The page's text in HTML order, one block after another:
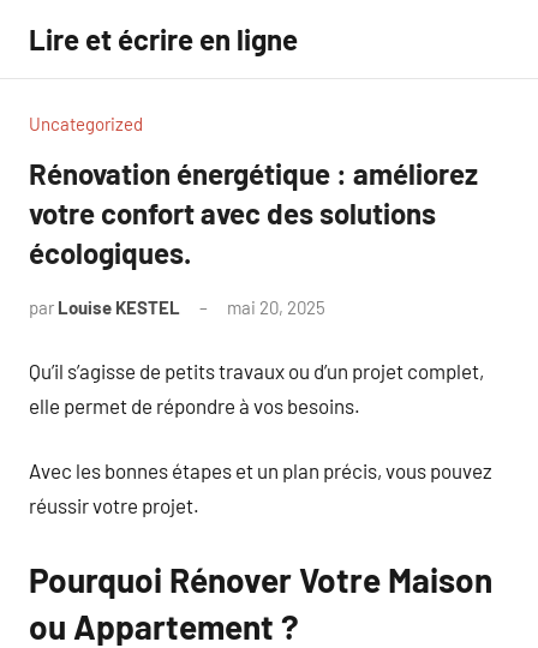
contenu
Lire et écrire en ligne
Uncategorized
Rénovation énergétique : améliorez
votre confort avec des solutions
écologiques.
par Louise KESTEL mai 20, 2025
Qu’il s’agisse de petits travaux ou d’un projet complet,
elle permet de répondre à vos besoins.
Avec les bonnes étapes et un plan précis, vous pouvez
réussir votre projet.
Pourquoi Rénover Votre Maison
ou Appartement ?